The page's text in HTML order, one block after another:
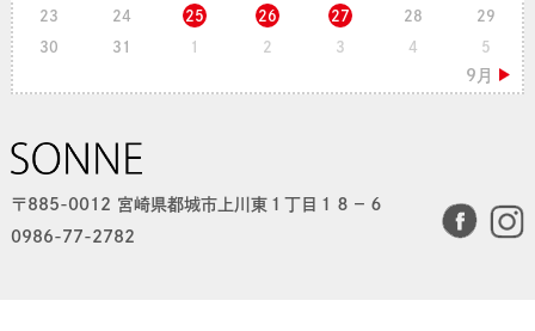
23 24 25 26 27 28 29
30 31 1 2 3 4 5
〒885-0012 宮崎県都城市上川東１丁目１８−６
0986-77-2782